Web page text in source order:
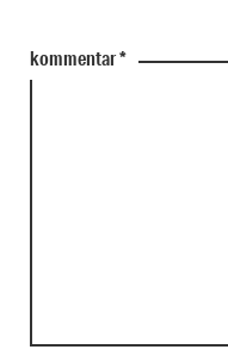
kommentar*